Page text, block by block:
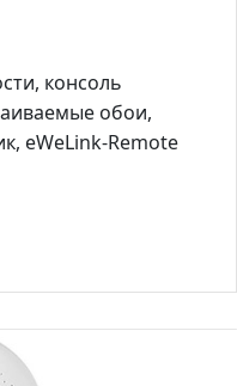
консоль
обои,
eWeLink-Remote